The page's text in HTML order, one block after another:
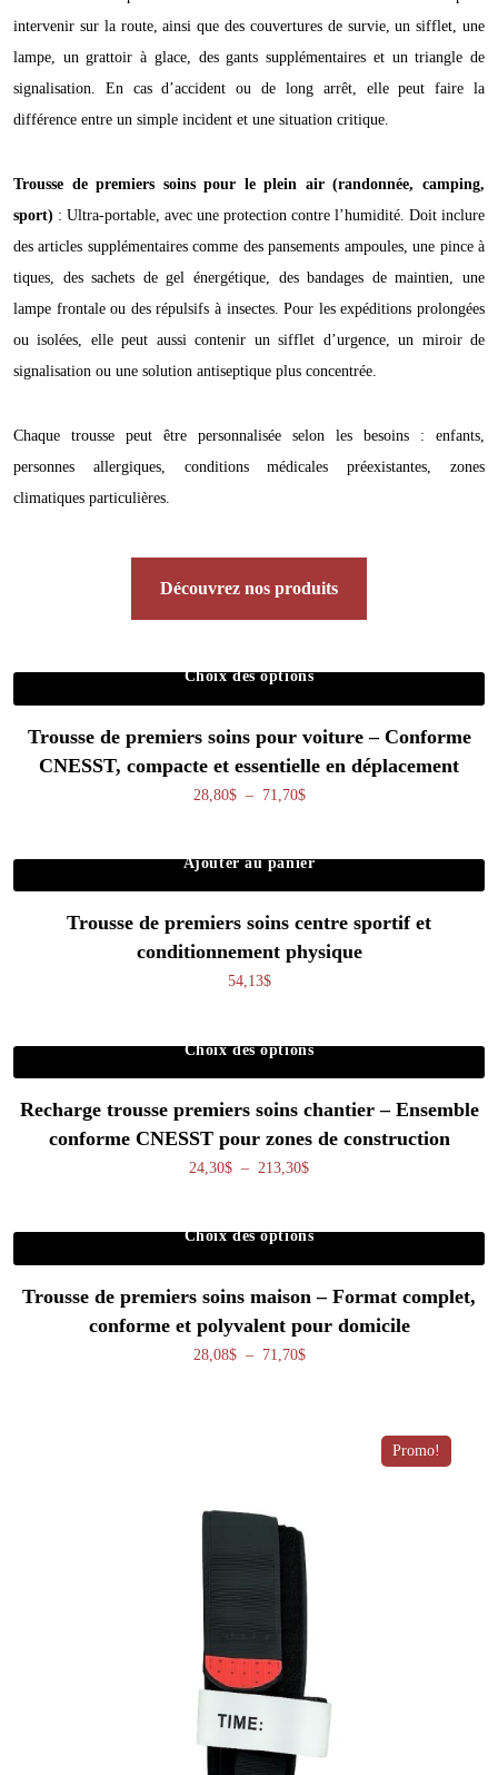
intervenir sur la route, ainsi que des couvertures de survie, un sifflet, une
lampe, un grattoir à glace, des gants supplémentaires et un triangle de
signalisation. En cas d’accident ou de long arrêt, elle peut faire la
différence entre un simple incident et une situation critique.
Trousse de premiers soins pour le plein air (randonnée, camping,
sport) : Ultra-portable, avec une protection contre l’humidité. Doit inclure
des articles supplémentaires comme des pansements ampoules, une pince à
tiques, des sachets de gel énergétique, des bandages de maintien, une
lampe frontale ou des répulsifs à insectes. Pour les expéditions prolongées
ou isolées, elle peut aussi contenir un sifflet d’urgence, un miroir de
signalisation ou une solution antiseptique plus concentrée.
Chaque trousse peut être personnalisée selon les besoins : enfants,
personnes allergiques, conditions médicales préexistantes, zones
climatiques particulières.
Découvrez nos produits
Choix des options
Trousse de premiers soins pour voiture – Conforme
CNESST, compacte et essentielle en déplacement
28,80$ – 71,70$Plage de prix : 28,80$ à
Ajouter au panier
Trousse de premiers soins centre sportif et
conditionnement physique
54,13$
Choix des options
Recharge trousse premiers soins chantier – Ensemble
conforme CNESST pour zones de construction
24,30$ – 213,30$Plage de prix : 24,30$ à
Choix des options
Trousse de premiers soins maison – Format complet,
conforme et polyvalent pour domicile
28,08$ – 71,70$Plage de prix : 28,08$ à
Promo!